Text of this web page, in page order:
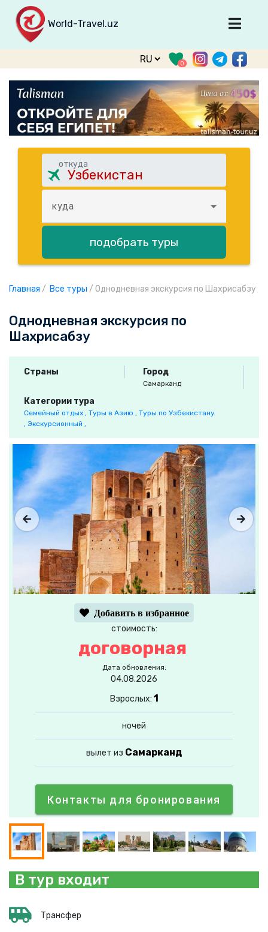
World-Travel.uz
Главная
Направления
Туры
Тур. фирмы
О проекте
0
откуда
куда
подобрать туры
Главная / Все туры / Однодневная экскурсия по Шахрисабзу
Однодневная экскурсия по
Шахрисабзу
Страны Город
Самарканд
Категории тура
Семейный отдых , Туры в Азию , Туры по Узбекистану
, Экскурсионный ,
Добавить в избранное
стоимость:
договорная
Дата обновления:
04.08.2026
Взрослых: 1
ночей
вылет из Самарканд
Контакты для бронирования
В тур входит
Трансфер